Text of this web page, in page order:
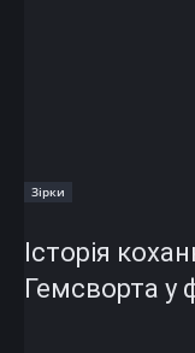
Зірки
Історія
Гемсворта у